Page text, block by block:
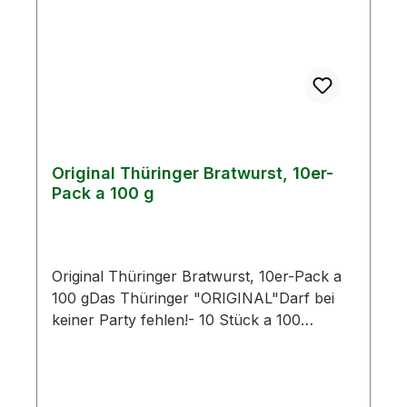
Original Thüringer Bratwurst, 10er-
Pack a 100 g
Original Thüringer Bratwurst, 10er-Pack a
100 gDas Thüringer "ORIGINAL"Darf bei
keiner Party fehlen!- 10 Stück a 100